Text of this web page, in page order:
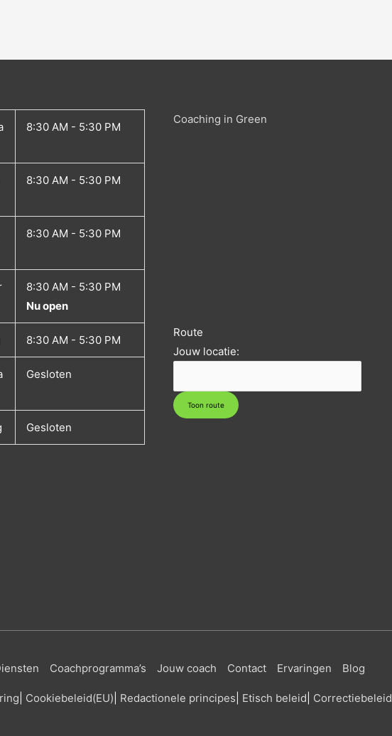
8:30 AM - 5:30 PM
8:30 AM - 5:30 PM
8:30 AM - 5:30 PM
8:30 AM - 5:30 PM
Nu open
8:30 AM - 5:30 PM
Gesloten
Gesloten
Coaching in Green
Route
Jouw locatie:
Coachprogramma’s Jouw coach Contact Ervaringen Blog
Cookiebeleid(EU) Redactionele principes Etisch beleid Correctiebeleid